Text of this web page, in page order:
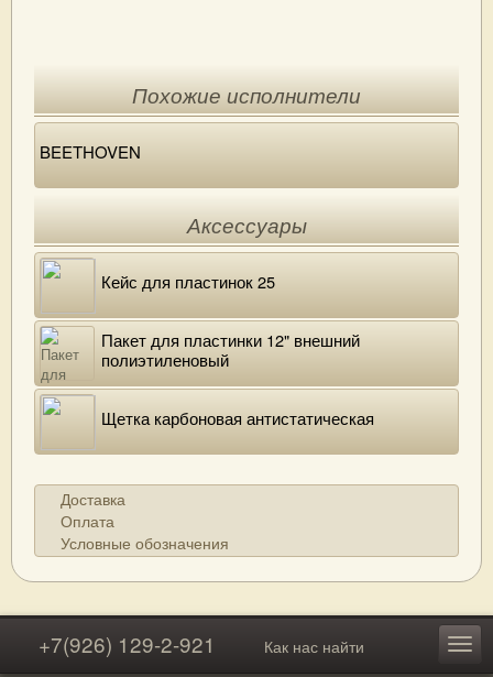
Похожие исполнители
BEETHOVEN
Аксессуары
Кейс для пластинок 25
Пакет для пластинки 12" внешний
полиэтиленовый
Щетка карбоновая антистатическая
Доставка
Оплата
Условные обозначения
+7(926) 129-2-921 Как нас найти